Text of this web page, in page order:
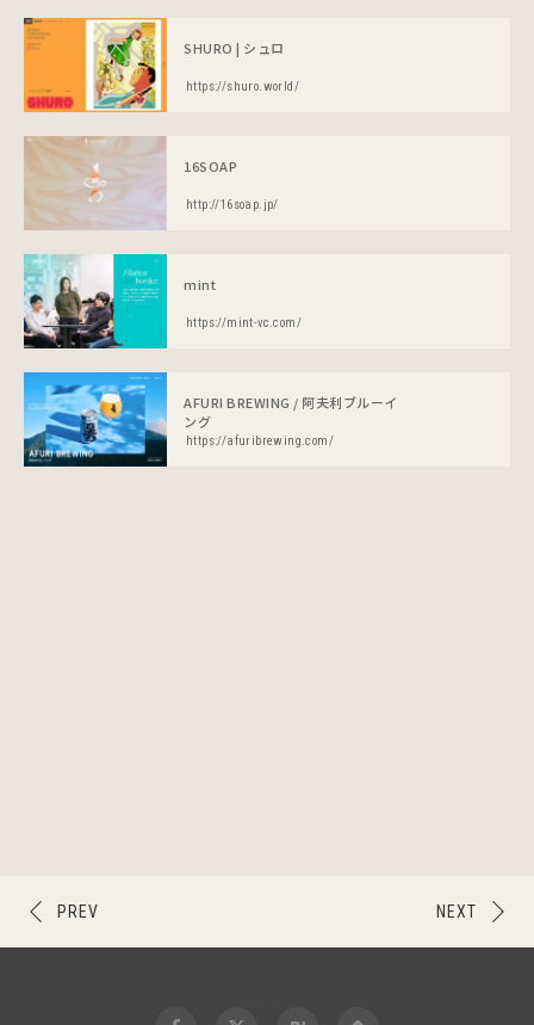
SHURO | シュロ
https://shuro.world/
16SOAP
http://16soap.jp/
mint
https://mint-vc.com/
AFURI BREWING / 阿夫利ブルーイ
ング
https://afuribrewing.com/
NEXT
PREV